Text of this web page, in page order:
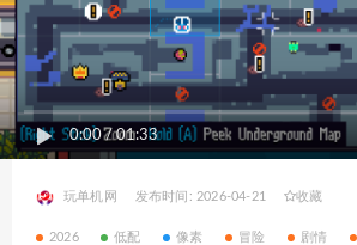
0:00/01:33
玩单机网 发布时间: 2026-04-21 收藏
2026 低配 像素 冒险 剧情